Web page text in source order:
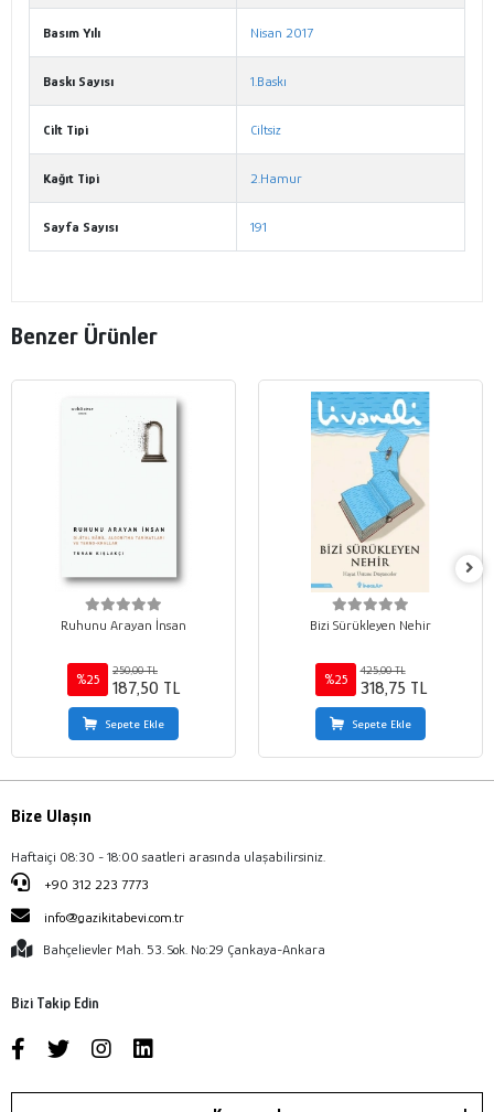
Basım Yılı Nisan 2017
Baskı Sayısı 1.Baskı
Cilt Tipi Ciltsiz
Kağıt Tipi 2.Hamur
Sayfa Sayısı 191
Benzer Ürünler
Ruhunu Arayan İnsan
%25
250,00 TL
187,50 TL
Sepete Ekle
Bizi Sürükleyen Nehir
%25
425,00 TL
318,75 TL
Sepete Ekle
Bize Ulaşın
Haftaiçi 08:30 - 18:00 saatleri arasında ulaşabilirsiniz.
+90 312 223 7773
info@gazikitabevi.com.tr
Bahçelievler Mah. 53. Sok. No:29 Çankaya-Ankara
Bizi Takip Edin